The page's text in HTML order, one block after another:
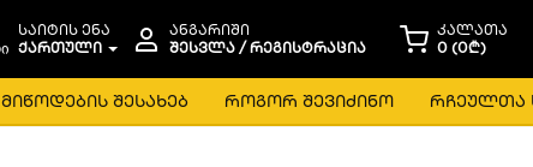
საიტის ენა
ᲥᲐᲠᲗᲣᲚᲘ
ანგარიში
ᲨᲔᲡᲕᲚᲐ / ᲠᲔᲒᲘᲡᲢᲠᲐᲪᲘᲐ
კალათა
0 (0₾)
მიწოდების შესახებ როგორ შევიძინო რჩეულთა